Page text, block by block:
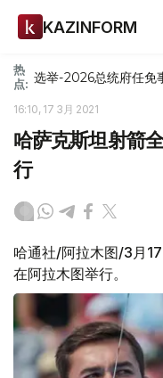
KAZINFORM
热
点: 选举-2026总统府任免
16:10, 17 3月 2021
哈萨克斯坦射箭
行
哈通社/阿拉木图/3月
在阿拉木图举行。